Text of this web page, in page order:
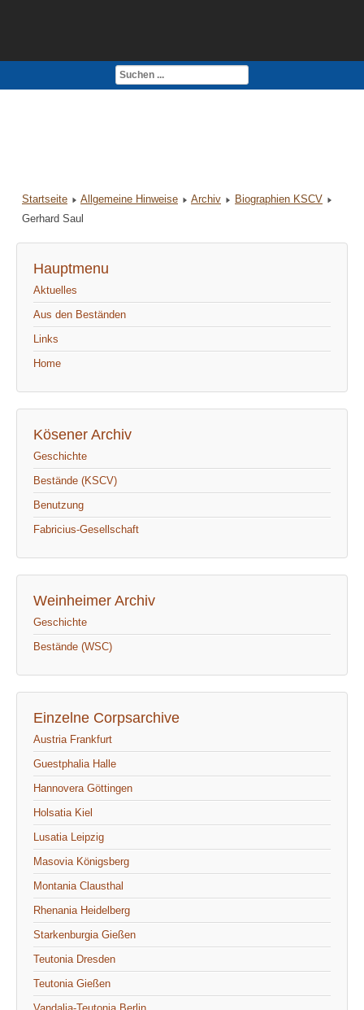
Impressum
Startseite Allgemeine Hinweise Archiv
Biographien KSCV
Gerhard Saul
Hauptmenu
Aktuelles
Aus den Beständen
Links
Home
Kösener Archiv
Geschichte
Bestände (KSCV)
Benutzung
Fabricius-Gesellschaft
Weinheimer Archiv
Geschichte
Bestände (WSC)
Einzelne Corpsarchive
Austria Frankfurt
Guestphalia Halle
Hannovera Göttingen
Holsatia Kiel
Lusatia Leipzig
Masovia Königsberg
Montania Clausthal
Rhenania Heidelberg
Starkenburgia Gießen
Teutonia Dresden
Teutonia Gießen